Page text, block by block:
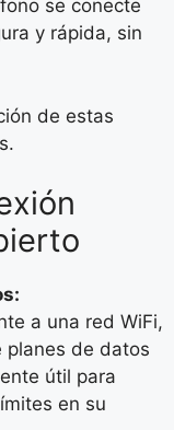
se conecte
y rápida, sin
de estas
a una red WiFi,
planes de datos
útil para
en su